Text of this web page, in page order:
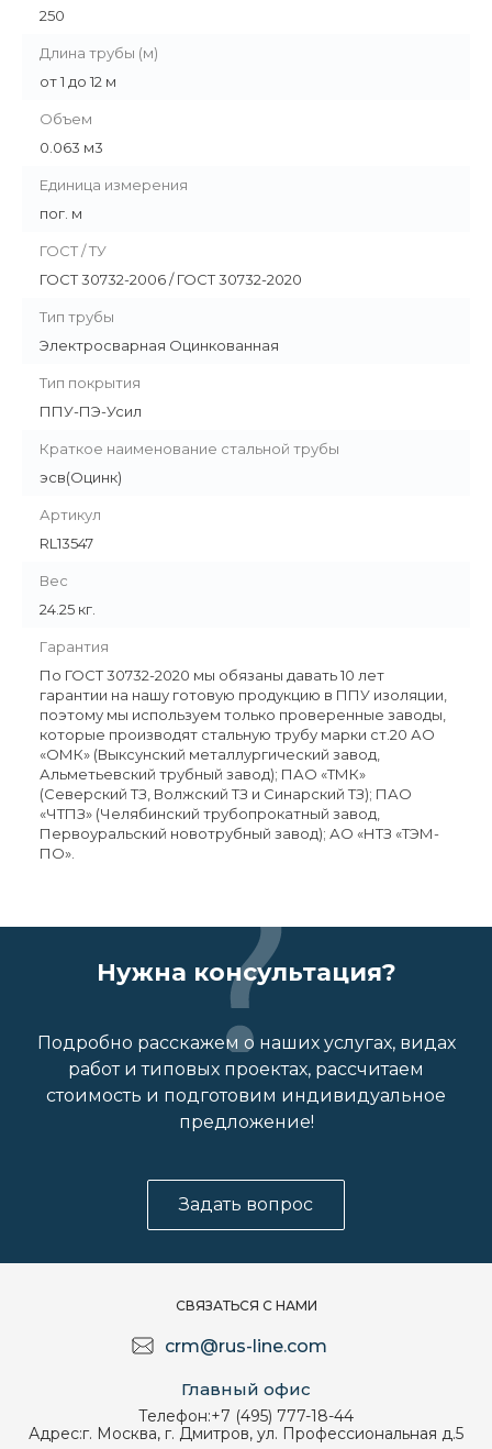
250
Длина трубы (м)
от 1 до 12 м
Объем
0.063 м3
Единица измерения
пог. м
ГОСТ / ТУ
ГОСТ 30732-2006 / ГОСТ 30732-2020
Тип трубы
Электросварная Оцинкованная
Тип покрытия
ППУ-ПЭ-Усил
Краткое наименование стальной трубы
эсв(Оцинк)
Артикул
RL13547
Вес
24.25 кг.
Гарантия
По ГОСТ 30732-2020 мы обязаны давать 10 лет
гарантии на нашу готовую продукцию в ППУ изоляции,
поэтому мы используем только проверенные заводы,
которые производят стальную трубу марки ст.20 АО
«ОМК» (Выксунский металлургический завод,
Альметьевский трубный завод); ПАО «ТМК»
(Северский ТЗ, Волжский ТЗ и Синарский ТЗ); ПАО
«ЧТПЗ» (Челябинский трубопрокатный завод,
Первоуральский новотрубный завод); АО «НТЗ «ТЭМ-
ПО».
Нужна консультация?
Подробно расскажем о наших услугах, видах
работ и типовых проектах, рассчитаем
стоимость и подготовим индивидуальное
предложение!
Задать вопрос
СВЯЗАТЬСЯ С НАМИ
crm@rus-line.com
Главный офис
Телефон:+7 (495) 777-18-44
Адрес:г. Москва, г. Дмитров, ул. Профессиональная д.5